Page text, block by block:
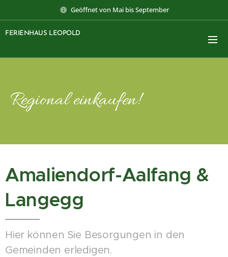
Geöffnet von Mai bis September
FERIENHAUS LEOPOLD
Regional einkaufen!
Amaliendorf-Aalfang &
Langegg
Hier können Sie Besorgungen in den
Gemeinden erledigen.